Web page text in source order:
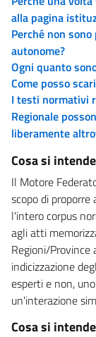
alla pagina
Perché non
autonome?
Ogni quanto
Come posso
I testi normativi
Regionale
liberamente
Cosa si
Il Motore
scopo di
l'intero corpus
agli atti
Regioni/
indicizzazione
esperti e non,
un'interazione
Cosa si